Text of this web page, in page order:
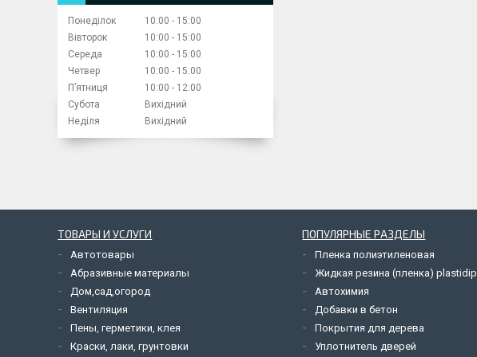
Понеділок 10:00
15:00
Вівторок
10:00
15:00
Середа
10:00
15:00
Четвер
10:00
15:00
Пʼятниця
10:00
12:00
Субота
Вихідний
Неділя
Вихідний
ТОВАРЫ И УСЛУГИ
Автотовары
Абразивные материалы
Дом,сад,огород
Вентиляция
Пены, герметики, клея
Краски, лаки, грунтовки
ПОПУЛЯРНЫЕ РАЗДЕЛЫ
Пленка полиэтиленовая
Жидкая резина (пленка) plastidip
Автохимия
Добавки в бетон
Покрытия для дерева
Уплотнитель дверей